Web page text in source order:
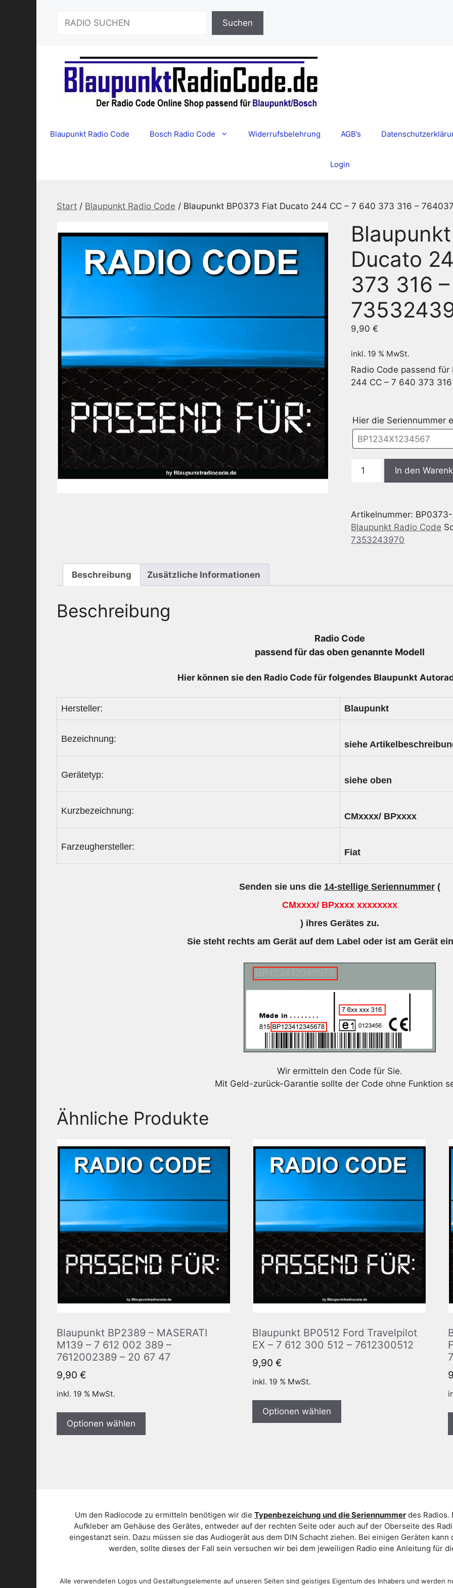
Suchen
Blaupunkt Radio Code Bosch Radio Code Widerrufsbelehrung AGB’s
Login
Start / Blaupunkt Radio Code / Blaupunkt BP0373 Fiat Ducato 244 CC – 7 640 373 316 –
Ducato
373 316
9,90€
inkl. 19 % MwSt.
Radio Code passend für
244 CC – 7 640 373
Hier die Seriennummer
Blaupunkt
244
CC
-
7353243970
Menge
In den
Artikelnummer:
Blaupunkt Radio Code
7353243970
Beschreibung Zusätzliche Informationen
Beschreibung
Radio Code
passend für das oben genannte Modell
Hier können sie den Radio Code für folgendes Blaupunkt
Hersteller: Blaupunkt
Bezeichnung:
siehe
Gerätetyp:
siehe oben
Kurzbezeichnung:
CMxxxx/ BPxxxx
Farzeughersteller:
Fiat
Senden sie uns die 14-stellige Seriennummer (
CMxxxx/ BPxxxx xxxxxxxx
) ihres Gerätes zu.
Sie steht rechts am Gerät auf dem Label oder ist am Gerät
Wir ermitteln den Code für Sie.
Mit Geld-zurück-Garantie sollte der Code ohne Funktion
Ähnliche Produkte
Blaupunkt BP2389 – MASERATI
M139 – 7 612 002 389 –
7612002389 – 20 67 47
9,90 €
inkl. 19 % MwSt.
Optionen wählen
Blaupunkt BP0512 Ford Travelpilot
EX – 7 612 300 512 – 7612300512
9,90 €
inkl. 19 % MwSt.
Optionen wählen
Um den Radiocode zu ermitteln benötigen wir die Typenbezeichung und die Seriennummerdes Radios.
Aufkleber am Gehäuse des Gerätes, entweder auf der rechten Seite oder auch auf der Oberseite des
eingestanzt sein. Dazu müssen sie das Audiogerät aus dem DIN Schacht ziehen. Bei einigen Geräten
werden, sollte dieses der Fall sein versuchen wir bei dem jeweiligen Radio eine Anleitung für
Alle verwendeten Logos und Gestaltungselemente auf unseren Seiten sind geistiges Eigentum des Inhabers und werden